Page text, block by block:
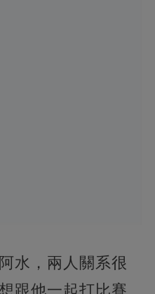
水，兩人關系很
跟他一起打比賽